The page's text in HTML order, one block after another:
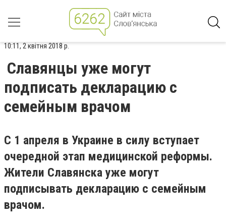
10:11, 2 квітня 2018 р.
Славянцы уже могут
подписать декларацию с
семейным врачом
С 1 апреля в Украине в силу вступает
очередной этап медицинской реформы.
Жители Славянска уже могут
подписывать декларацию с семейным
врачом.